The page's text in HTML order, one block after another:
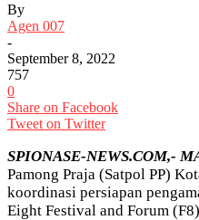
By
Agen 007
-
September 8, 2022
757
0
Share on Facebook
Tweet on Twitter
SPIONASE-NEWS.COM,-
Pamong Praja (Satpol PP)
koordinasi persiapan
Eight Festival and Forum